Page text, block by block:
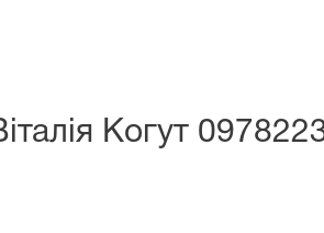
Когут